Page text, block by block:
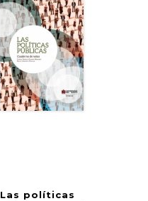
Las políticas